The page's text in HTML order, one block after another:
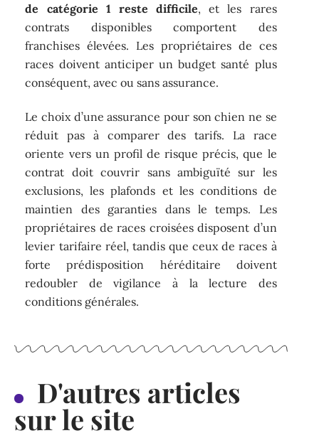
de catégorie 1 reste difficile, et les rares
contrats disponibles comportent des
franchises élevées. Les propriétaires de ces
races doivent anticiper un budget santé plus
conséquent, avec ou sans assurance.
Le choix d’une assurance pour son chien ne se
réduit pas à comparer des tarifs. La race
oriente vers un profil de risque précis, que le
contrat doit couvrir sans ambiguïté sur les
exclusions, les plafonds et les conditions de
maintien des garanties dans le temps. Les
propriétaires de races croisées disposent d’un
levier tarifaire réel, tandis que ceux de races à
forte prédisposition héréditaire doivent
redoubler de vigilance à la lecture des
conditions générales.
D'autres articles
sur le site